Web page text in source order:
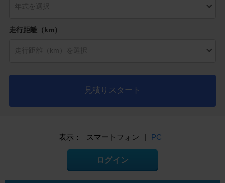
走行距離（km）
見積りスタート
表示： スマートフォン | PC
ログイン